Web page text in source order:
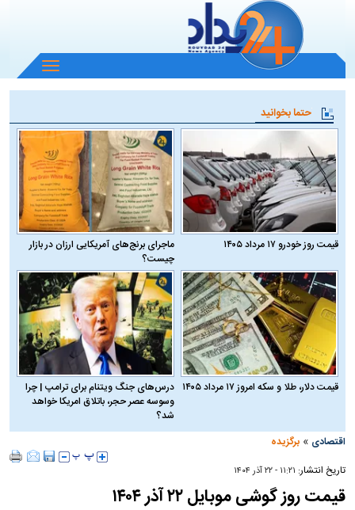
باز
و
منو
حتما بخوانید
قیمت روز خودرو ۱۷ مرداد ۱۴۰۵
ماجرای برنج‌های آمریکایی ارزان در بازار
چیست؟
قیمت دلار، طلا و سکه امروز ۱۷ مرداد ۱۴۰۵
درس‌های جنگ ویتنام برای ترامپ | چرا
وسوسه عصر حجر، باتلاق امریکا خواهد
شد؟
اقتصادی »برگزیده
تاریخ انتشار: ۱۱:۲۱ - ۲۲ آذر ۱۴۰۴
قیمت روز گوشی موبایل ۲۲ آذر ۱۴۰۴